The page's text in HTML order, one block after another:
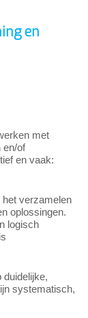
en
met
en/of
en vaak:
verzamelen
oplossingen.
logisch
duidelijke,
systematisch,